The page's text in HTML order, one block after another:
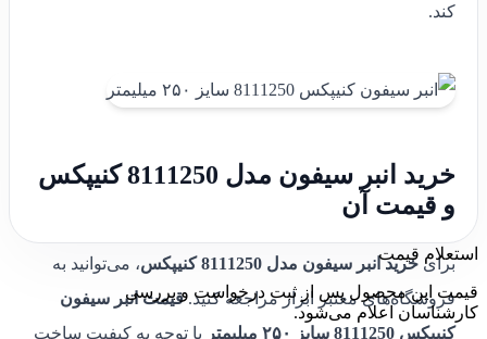
کند.
خرید انبر سیفون مدل 8111250 کنیپکس
و قیمت آن
برای خرید انبر سیفون مدل 8111250 کنیپکس
، می‌توانید به
فروشگاه‌های معتبر ابزار مراجعه کنید.قیمت انبر سیفون
کنیپکس 8111250 سایز ۲۵۰ میلیمتر
با توجه به کیفیت ساخت
استعلام قیمت
قیمت این محصول پس از ثبت درخواست و بررسی
کارشناسان اعلام می‌شود.